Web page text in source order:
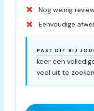
Nog weinig
Eenvoudige
PAST DIT BIJ
keer een
veel uit te